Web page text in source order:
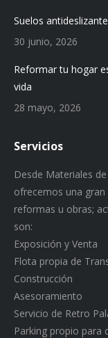
Suelos
30 junio, 2026
Reformar tu hogar
vida
28 mayo, 2026
Servicios
Desde Materiales
ofrecemos una gran
reformas u obras;
son:
Exposición y Venta
Flota propia de
Construcción
Asesoramiento
Servicio de Retro
Parking propio para